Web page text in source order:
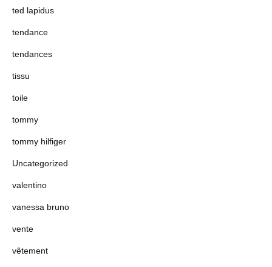
ted lapidus
tendance
tendances
tissu
toile
tommy
tommy hilfiger
Uncategorized
valentino
vanessa bruno
vente
vêtement